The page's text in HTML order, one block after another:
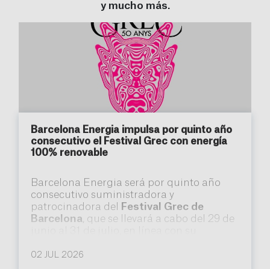
y mucho más.
Barcelona Energia impulsa por quinto año
consecutivo el Festival Grec con energía
100% renovable
Barcelona Energia será por quinto año
consecutivo suministradora y
patrocinadora del
Festival Grec de
Barcelona , que se llevará a cabo del 29 de
energética en la capital catalana.
02 JUL 2026